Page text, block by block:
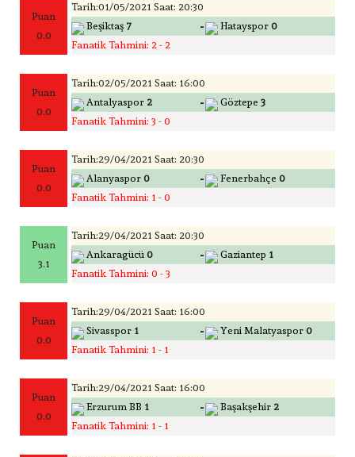
Puan
0.0
Tarih:01/05/2021 Saat: 20:30
Beşiktaş 7 - Hatayspor 0
Fanatik Tahmini: 2 - 2
Puan
0.0
Tarih:02/05/2021 Saat: 16:00
Antalyaspor 2 - Göztepe 3
Fanatik Tahmini: 3 - 0
Puan
0.0
Tarih:29/04/2021 Saat: 20:30
Alanyaspor 0 - Fenerbahçe 0
Fanatik Tahmini: 1 - 0
Puan
3.1
Tarih:29/04/2021 Saat: 20:30
Ankaragücü 0 - Gaziantep 1
Fanatik Tahmini: 0 - 3
Puan
0.0
Tarih:29/04/2021 Saat: 16:00
Sivasspor 1 - Yeni Malatyaspor 0
Fanatik Tahmini: 1 - 1
Puan
0.0
Tarih:29/04/2021 Saat: 16:00
Erzurum BB 1 - Başakşehir 2
Fanatik Tahmini: 1 - 1